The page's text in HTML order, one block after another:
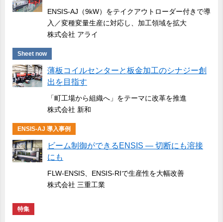
ENSIS-AJ（9kW）をテイクアウトローダー付きで導
入／変種変量生産に対応し、加工領域を拡大
株式会社 アライ
Sheet now
薄板コイルセンターと板金加工のシナジー創
出を目指す
「町工場から組織へ」をテーマに改革を推進
株式会社 新和
ENSIS-AJ 導入事例
ビーム制御ができるENSIS ― 切断にも溶接
にも
FLW-ENSIS、ENSIS-RIで生産性を大幅改善
株式会社 三重工業
特集